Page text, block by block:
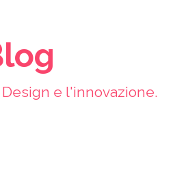
e l'innovazione.